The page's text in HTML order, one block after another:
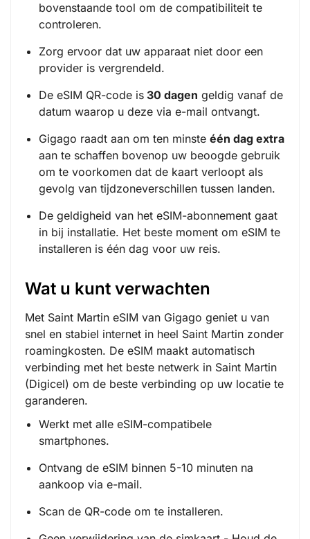
bovenstaande tool om de compatibiliteit te
controleren.
Zorg ervoor dat uw apparaat niet door een
provider is vergrendeld.
De eSIM QR-code is 30 dagen geldig vanaf de
datum waarop u deze via e-mail ontvangt.
Gigago raadt aan om ten minste één dag extra
aan te schaffen bovenop uw beoogde gebruik
om te voorkomen dat de kaart verloopt als
gevolg van tijdzoneverschillen tussen landen.
De geldigheid van het eSIM-abonnement gaat
in bij installatie. Het beste moment om eSIM te
installeren is één dag voor uw reis.
Wat u kunt verwachten
Met Saint Martin eSIM van Gigago geniet u van
snel en stabiel internet in heel Saint Martin zonder
roamingkosten. De eSIM maakt automatisch
verbinding met het beste netwerk in Saint Martin
(Digicel) om de beste verbinding op uw locatie te
garanderen.
Werkt met alle eSIM-compatibele
smartphones.
Ontvang de eSIM binnen 5-10 minuten na
aankoop via e-mail.
Scan de QR-code om te installeren.